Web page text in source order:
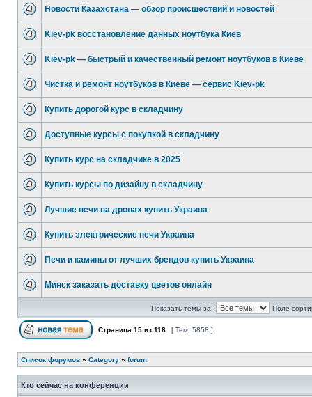
Новости Казахстана — обзор происшествий и новостей
Kiev-pk восстановление данных ноутбука Киев
Kiev-pk — быстрый и качественный ремонт ноутбуков в Киеве
Чистка и ремонт ноутбуков в Киеве — сервис Kiev-pk
Купить дорогой курс в складчину
Доступные курсы с покупкой в складчину
Купить курс на складчике в 2025
Купить курсы по дизайну в складчину
Лучшие печи на дровах купить Украина
Купить электрические печи Украина
Печи и камины от лучших брендов купить Украина
Минск заказать доставку цветов онлайн
Показать темы за: Поле
Страница 15 из 118 [ Тем: 5858 ]
Список форумов » Category » forum
Кто сейчас на конференции